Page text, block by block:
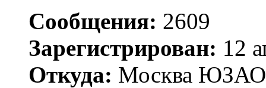
Сообщения: 2609
Зарегистрирован: 12
Откуда: Москва ЮЗАО